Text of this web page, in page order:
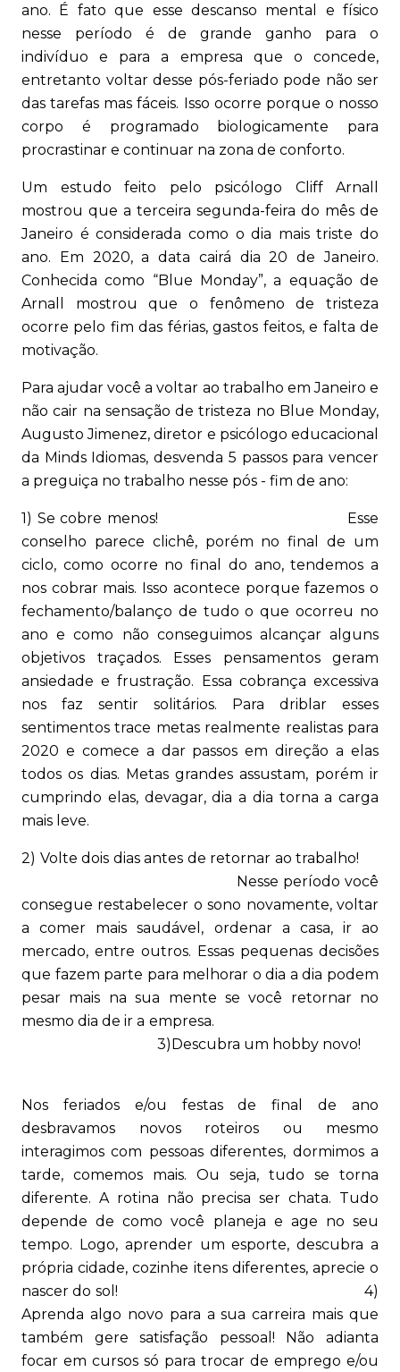
ano. É fato que esse descanso mental e físico
nesse período é de grande ganho para o
indivíduo e para a empresa que o concede,
entretanto voltar desse pós-feriado pode não ser
das tarefas mas fáceis. Isso ocorre porque o nosso
corpo é programado biologicamente para
procrastinar e continuar na zona de conforto.
Um estudo feito pelo psicólogo Cliff Arnall
mostrou que a terceira segunda-feira do mês de
Janeiro é considerada como o dia mais triste do
ano. Em 2020, a data cairá dia 20 de Janeiro.
Conhecida como “Blue Monday”, a equação de
Arnall mostrou que o fenômeno de tristeza
ocorre pelo fim das férias, gastos feitos, e falta de
motivação.
Para ajudar você a voltar ao trabalho em Janeiro e
não cair na sensação de tristeza no Blue Monday,
Augusto Jimenez, diretor e psicólogo educacional
da Minds Idiomas, desvenda 5 passos para vencer
a preguiça no trabalho nesse pós - fim de ano:
1) Se cobre menos! Esse
conselho parece clichê, porém no final de um
ciclo, como ocorre no final do ano, tendemos a
nos cobrar mais. Isso acontece porque fazemos o
fechamento/balanço de tudo o que ocorreu no
ano e como não conseguimos alcançar alguns
objetivos traçados. Esses pensamentos geram
ansiedade e frustração. Essa cobrança excessiva
nos faz sentir solitários. Para driblar esses
sentimentos trace metas realmente realistas para
2020 e comece a dar passos em direção a elas
todos os dias. Metas grandes assustam, porém ir
cumprindo elas, devagar, dia a dia torna a carga
mais leve.
2) Volte dois dias antes de retornar ao trabalho!
Nesse período você
consegue restabelecer o sono novamente, voltar
a comer mais saudável, ordenar a casa, ir ao
mercado, entre outros. Essas pequenas decisões
que fazem parte para melhorar o dia a dia podem
pesar mais na sua mente se você retornar no
mesmo dia de ir a empresa.
3)Descubra um hobby novo!
Nos feriados e/ou festas de final de ano
desbravamos novos roteiros ou mesmo
interagimos com pessoas diferentes, dormimos a
tarde, comemos mais. Ou seja, tudo se torna
diferente. A rotina não precisa ser chata. Tudo
depende de como você planeja e age no seu
tempo. Logo, aprender um esporte, descubra a
própria cidade, cozinhe itens diferentes, aprecie o
nascer do sol! 4)
Aprenda algo novo para a sua carreira mais que
também gere satisfação pessoal! Não adianta
focar em cursos só para trocar de emprego e/ou